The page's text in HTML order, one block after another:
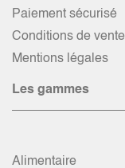
Paiement sécurisé
Conditions de vente
Mentions légales
Les gammes
Alimentaire